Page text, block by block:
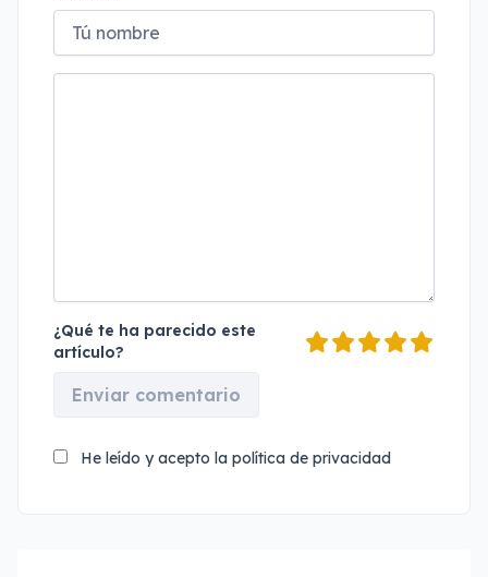
¿Qué te ha parecido este
artículo?
Enviar comentario
He leído y acepto la política de privacidad